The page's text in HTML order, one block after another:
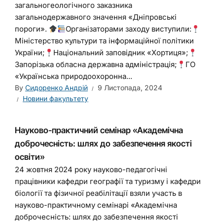
загальногеологічного заказника
загальнодержавного значення «Дніпровські
пороги».
Організаторами заходу виступили:
Міністерство культури та інформаційної політики
України;
Національний заповідник «Хортиця»;
Запорізька обласна державна адміністрація;
ГО
«Українська природоохоронна...
By Сидоренко Андрій
9 Листопада, 2024
Новини факультету
Науково-практичний семінар «Академічна
доброчесність: шлях до забезпечення якості
освіти»
24 жовтня 2024 року науково-педагогічні
працівники кафедри географії та туризму і кафедри
біології та фізичної реабілітації взяли участь в
науково-практичному семінарі «Академічна
доброчесність: шлях до забезпечення якості